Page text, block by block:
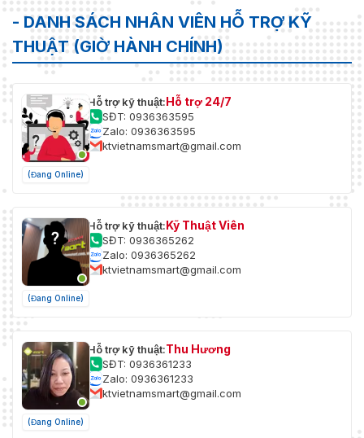
- DANH SÁCH NHÂN VIÊN HỖ TRỢ KỸ
THUẬT (GIỜ HÀNH CHÍNH)
(Đang Online)
Hỗ trợ kỹ thuật:Hỗ trợ 24/7
SĐT: 0936363595
Zalo: 0936363595
ktvietnamsmart@gmail.com
(Đang Online)
Hỗ trợ kỹ thuật:Kỹ Thuật Viên
SĐT: 0936365262
Zalo: 0936365262
ktvietnamsmart@gmail.com
(Đang Online)
Hỗ trợ kỹ thuật:Thu Hương
SĐT: 0936361233
Zalo: 0936361233
ktvietnamsmart@gmail.com